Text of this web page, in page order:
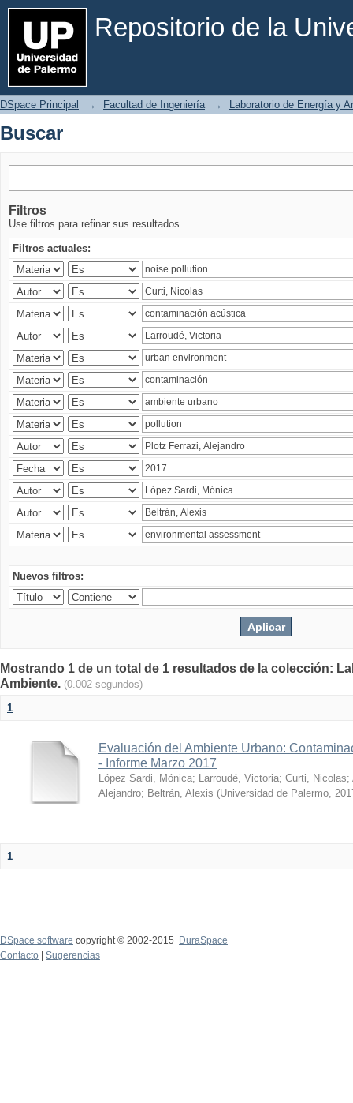
Repositorio de la
Buscar
DSpace Principal → Facultad de Ingeniería → Laboratorio de Energía y
Buscar
Filtros
Use filtros para refinar sus resultados.
Filtros actuales:
Nuevos filtros:
Mostrando 1 de un total de 1 resultados de la colección:
Ambiente. (0.002 segundos)
1
Evaluación del Ambiente Urbano:
- Informe Marzo 2017
López Sardi, Mónica; Larroudé, Victoria; Curti, Nicolas;
Alejandro; Beltrán, Alexis (Universidad de Palermo,
1
DSpace software copyright © 2002-2015
DuraSpace
Contacto
Sugerencias